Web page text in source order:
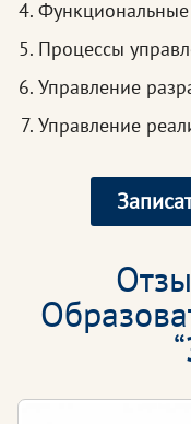
Функциональные
Процессы
Управление
Управление